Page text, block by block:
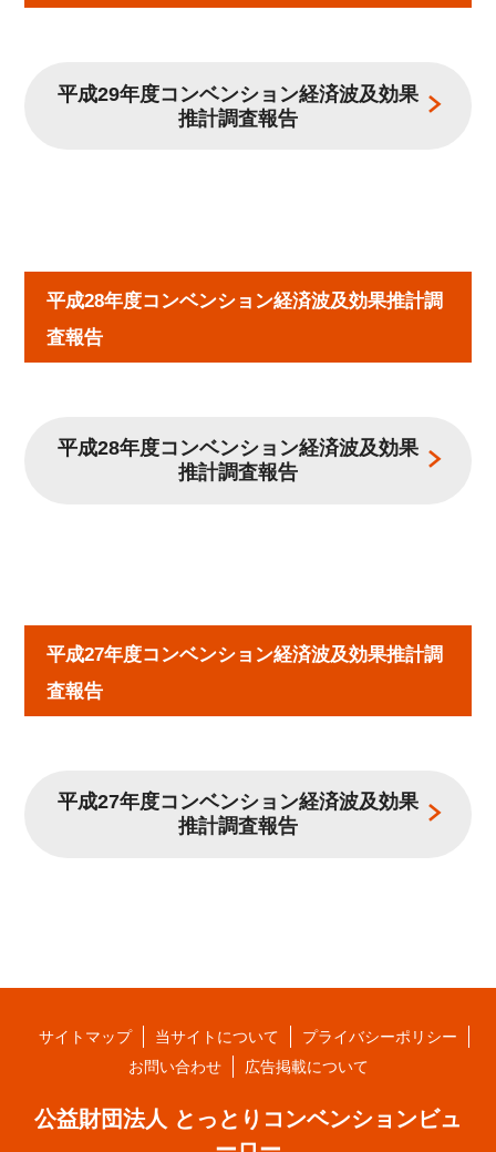
平成29年度コンベンション経済波及効果
推計調査報告
平成28年度コンベンション経済波及効果推計調
査報告
平成28年度コンベンション経済波及効果
推計調査報告
平成27年度コンベンション経済波及効果推計調
査報告
平成27年度コンベンション経済波及効果
推計調査報告
サイトマップ 当サイトについて
プライバシーポリシー
お問い合わせ
広告掲載について
公益財団法人 とっとりコンベンションビュ